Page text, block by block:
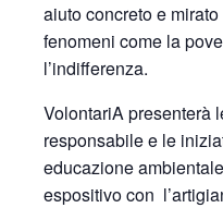
aiuto concreto e
fenomeni come la
l’indifferenza.
VolontariA presenterà
responsabile e le
educazione
espositivo con